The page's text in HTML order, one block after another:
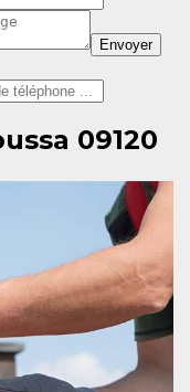
09120